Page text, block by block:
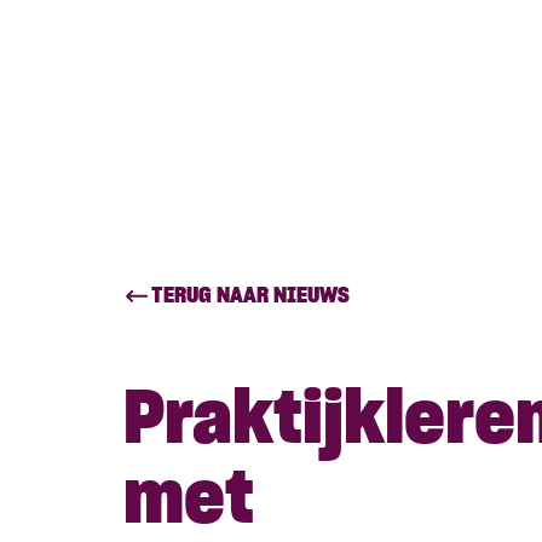
TERUG NAAR NIEUWS
met